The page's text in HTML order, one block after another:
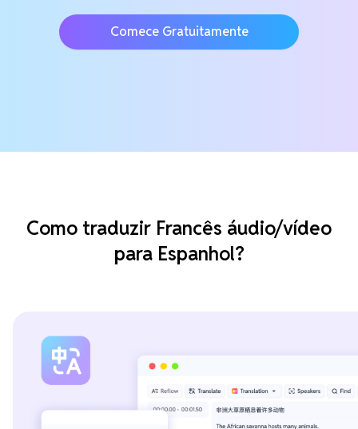
Comece Gratuitamente
Como traduzir Francês áudio/vídeo
para Espanhol?